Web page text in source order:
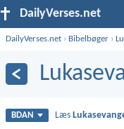
DailyVerses.net
DailyVerses.net › Bibelbøger ›
BDAN Læs